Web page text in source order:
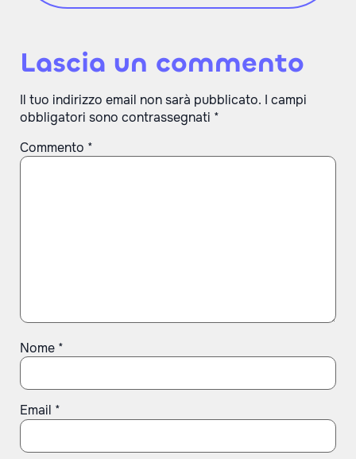
Lascia un commento
Il tuo indirizzo email non sarà pubblicato. I campi
obbligatori sono contrassegnati *
Commento *
Nome *
Email *